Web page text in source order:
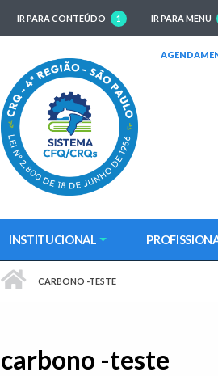
IR PARA CONTEÚDO 1 IR PARA MENU
INSTITUCIONAL
CARBONO -TESTE
carbono -teste